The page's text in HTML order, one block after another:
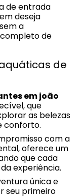
de entrada
deseja
a
de
de
em joão
que
as belezas
conforto.
com a
oferece um
que cada
experiência.
única e
seu primeiro